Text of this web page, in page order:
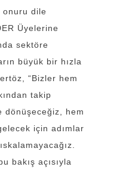
onuru dile
Üyelerine
sektöre
büyük bir hızla
“Bizler hem
takip
dönüşeceğiz, hem
için adımlar
bakış açısıyla